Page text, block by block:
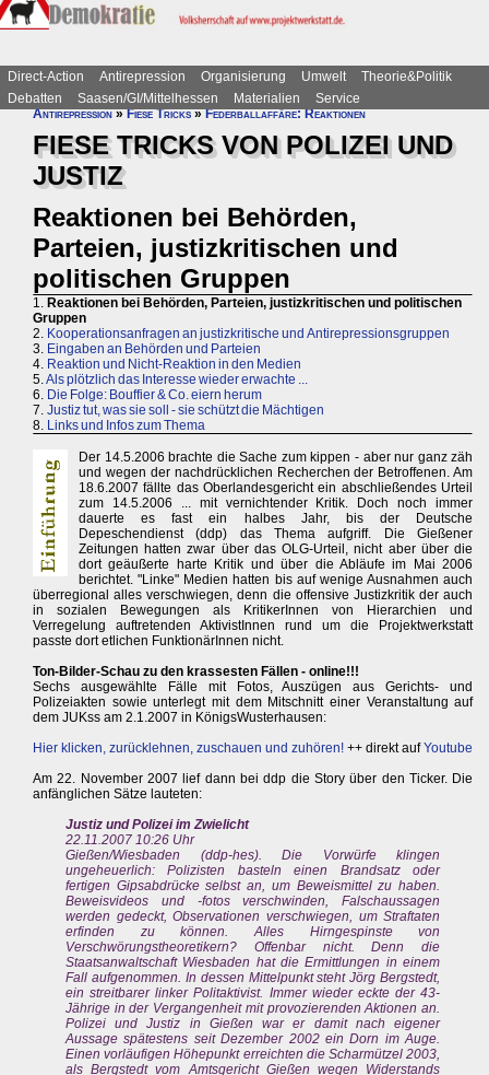
Direct-Action Antirepression Organisierung Umwelt
Theorie&Politik
Debatten
Saasen/GI/Mittelhessen Materialien
Service
Antirepression»Fiese Tricks»Federballaffäre: Reaktionen
FIESE TRICKS VON POLIZEI UND
JUSTIZ
Reaktionen bei Behörden,
Parteien, justizkritischen und
politischen Gruppen
1. Reaktionen bei Behörden, Parteien, justizkritischen und politischen
Gruppen
2. Kooperationsanfragen an justizkritische und Antirepressionsgruppen
3. Eingaben an Behörden und Parteien
4. Reaktion und Nicht-Reaktion in den Medien
5.Als plötzlich das Interesse wieder erwachte ...
6. Die Folge: Bouffier & Co. eiern herum
7. Justiz tut, was sie soll - sie schützt die Mächtigen
8. Links und Infos zum Thema
Der 14.5.2006 brachte die Sache zum kippen - aber nur ganz zäh
und wegen der nachdrücklichen Recherchen der Betroffenen. Am
18.6.2007 fällte das Oberlandesgericht ein abschließendes Urteil
zum 14.5.2006 ... mit vernichtender Kritik. Doch noch immer
dauerte es fast ein halbes Jahr, bis der Deutsche
Depeschendienst (ddp) das Thema aufgriff. Die Gießener
Zeitungen hatten zwar über das OLG-Urteil, nicht aber über die
dort geäußerte harte Kritik und über die Abläufe im Mai 2006
berichtet. "Linke" Medien hatten bis auf wenige Ausnahmen auch
überregional alles verschwiegen, denn die offensive Justizkritik der auch
in sozialen Bewegungen als KritikerInnen von Hierarchien und
Verregelung auftretenden AktivistInnen rund um die Projektwerkstatt
passte dort etlichen FunktionärInnen nicht.
Ton-Bilder-Schau zu den krassesten Fällen - online!!!
Sechs ausgewählte Fälle mit Fotos, Auszügen aus Gerichts- und
Polizeiakten sowie unterlegt mit dem Mitschnitt einer Veranstaltung auf
dem JUKss am 2.1.2007 in KönigsWusterhausen:
Hier klicken, zurücklehnen, zuschauen und zuhören! ++ direkt aufYoutube
Am 22. November 2007 lief dann bei ddp die Story über den Ticker. Die
anfänglichen Sätze lauteten:
Justiz und Polizei im Zwielicht
22.11.2007 10:26 Uhr
Gießen/Wiesbaden (ddp-hes). Die Vorwürfe klingen
ungeheuerlich: Polizisten basteln einen Brandsatz oder
fertigen Gipsabdrücke selbst an, um Beweismittel zu haben.
Beweisvideos und -fotos verschwinden, Falschaussagen
werden gedeckt, Observationen verschwiegen, um Straftaten
erfinden zu können. Alles Hirngespinste von
Verschwörungstheoretikern? Offenbar nicht. Denn die
Staatsanwaltschaft Wiesbaden hat die Ermittlungen in einem
Fall aufgenommen. In dessen Mittelpunkt steht Jörg Bergstedt,
ein streitbarer linker Politaktivist. Immer wieder eckte der 43-
Jährige in der Vergangenheit mit provozierenden Aktionen an.
Polizei und Justiz in Gießen war er damit nach eigener
Aussage spätestens seit Dezember 2002 ein Dorn im Auge.
Einen vorläufigen Höhepunkt erreichten die Scharmützel 2003,
als Bergstedt vom Amtsgericht Gießen wegen Widerstands